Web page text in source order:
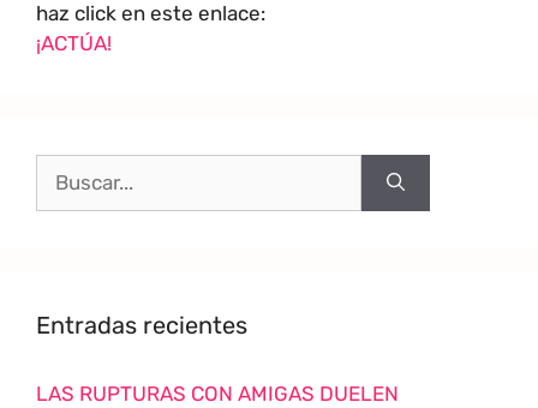
haz click en este enlace:
¡ACTÚA!
Entradas recientes
LAS RUPTURAS CON AMIGAS DUELEN